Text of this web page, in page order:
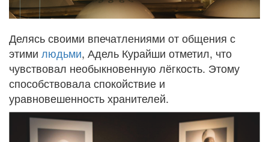
Делясь своими впечатлениями от общения с
этими людьми, Адель Курайши отметил, что
чувствовал необыкновенную лёгкость. Этому
способствовала спокойствие и
уравновешенность хранителей.